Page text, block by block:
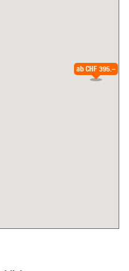
ab CHF 395.–